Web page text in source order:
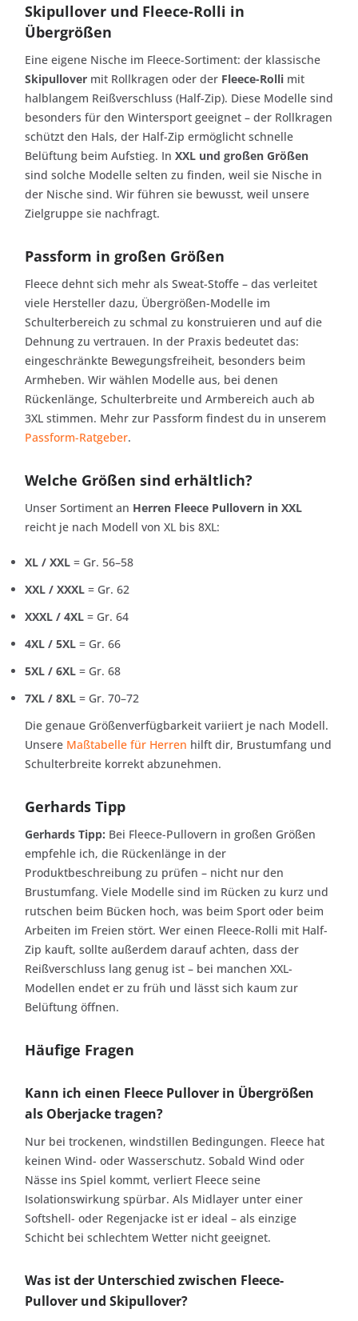
Skipullover und Fleece-Rolli in
Übergrößen
Eine eigene Nische im Fleece-Sortiment: der klassische
Skipullover mit Rollkragen oder der Fleece-Rolli mit
halblangem Reißverschluss (Half-Zip). Diese Modelle sind
besonders für den Wintersport geeignet – der Rollkragen
schützt den Hals, der Half-Zip ermöglicht schnelle
Belüftung beim Aufstieg. In XXL und großen Größen
sind solche Modelle selten zu finden, weil sie Nische in
der Nische sind. Wir führen sie bewusst, weil unsere
Zielgruppe sie nachfragt.
Passform in großen Größen
Fleece dehnt sich mehr als Sweat-Stoffe – das verleitet
viele Hersteller dazu, Übergrößen-Modelle im
Schulterbereich zu schmal zu konstruieren und auf die
Dehnung zu vertrauen. In der Praxis bedeutet das:
eingeschränkte Bewegungsfreiheit, besonders beim
Armheben. Wir wählen Modelle aus, bei denen
Rückenlänge, Schulterbreite und Armbereich auch ab
3XL stimmen. Mehr zur Passform findest du in unserem
Passform-Ratgeber.
Welche Größen sind erhältlich?
Unser Sortiment an Herren Fleece Pullovern in XXL
reicht je nach Modell von XL bis 8XL:
XL / XXL = Gr. 56–58
XXL / XXXL = Gr. 62
XXXL / 4XL = Gr. 64
4XL / 5XL = Gr. 66
5XL / 6XL = Gr. 68
7XL / 8XL = Gr. 70–72
Die genaue Größenverfügbarkeit variiert je nach Modell.
Unsere Maßtabelle für Herren hilft dir, Brustumfang und
Schulterbreite korrekt abzunehmen.
Gerhards Tipp
Gerhards Tipp: Bei Fleece-Pullovern in großen Größen
empfehle ich, die Rückenlänge in der
Produktbeschreibung zu prüfen – nicht nur den
Brustumfang. Viele Modelle sind im Rücken zu kurz und
rutschen beim Bücken hoch, was beim Sport oder beim
Arbeiten im Freien stört. Wer einen Fleece-Rolli mit Half-
Zip kauft, sollte außerdem darauf achten, dass der
Reißverschluss lang genug ist – bei manchen XXL-
Modellen endet er zu früh und lässt sich kaum zur
Belüftung öffnen.
Häufige Fragen
Kann ich einen Fleece Pullover in Übergrößen
als Oberjacke tragen?
Nur bei trockenen, windstillen Bedingungen. Fleece hat
keinen Wind- oder Wasserschutz. Sobald Wind oder
Nässe ins Spiel kommt, verliert Fleece seine
Isolationswirkung spürbar. Als Midlayer unter einer
Softshell- oder Regenjacke ist er ideal – als einzige
Schicht bei schlechtem Wetter nicht geeignet.
Was ist der Unterschied zwischen Fleece-
Pullover und Skipullover?